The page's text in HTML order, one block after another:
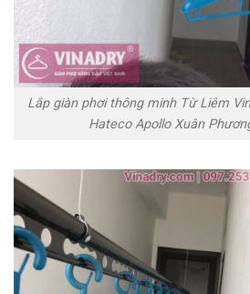
Lắp giàn phơi thông minh Từ Liêm
Hateco Apollo Xuân